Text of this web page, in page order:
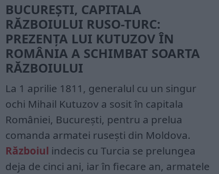
BUCUREȘTI, CAPITALA
RĂZBOIULUI RUSO-TURC:
PREZENȚA LUI KUTUZOV ÎN
ROMÂNIA A SCHIMBAT SOARTA
RĂZBOIULUI
La 1 aprilie 1811, generalul cu un singur
ochi Mihail Kutuzov a sosit în capitala
României, București, pentru a prelua
comanda armatei rusești din Moldova.
Războiul indecis cu Turcia se prelungea
deja de cinci ani, iar în fiecare an, armatele